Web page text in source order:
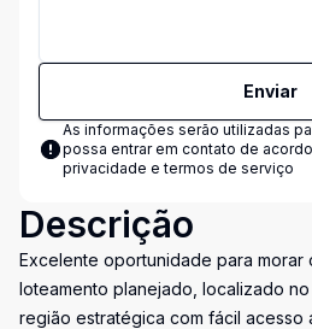
Enviar
As informações serão utilizadas
possa entrar em contato de
privacidade e termos de serviço
Descrição
Excelente oportunidade para morar
loteamento planejado, localizado no
região estratégica com fácil acesso